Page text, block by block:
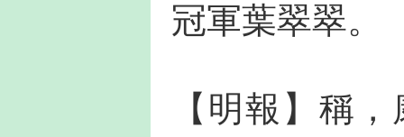
冠軍葉翠翠。
【明報】稱